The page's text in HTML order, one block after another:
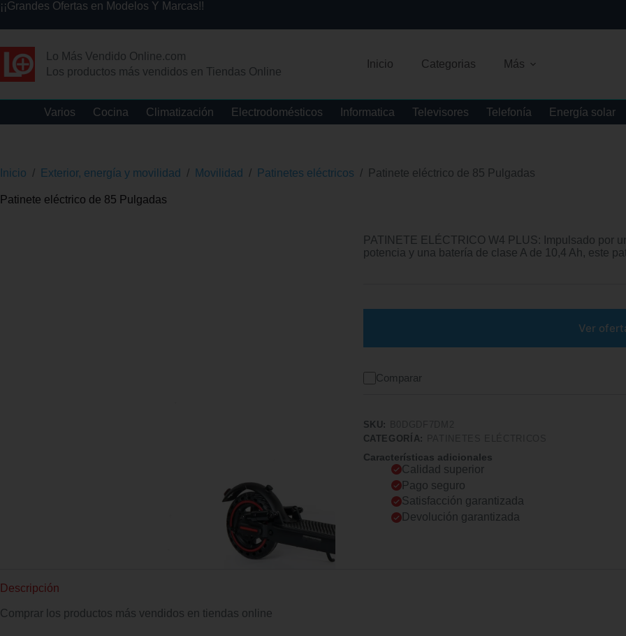
¡¡Grandes Ofertas en Modelos Y Marcas!!
Lo Más Vendido Online.com
Los productos más vendidos en Tiendas Online
Inicio Categorias Más
Varios Cocina Climatización Electrodomésticos Informatica Televisores Telefonía Energía solar
Inicio / Exterior, energía y movilidad / Movilidad / Patinetes eléctricos / Patinete eléctrico de 85 Pulgadas
Patinete eléctrico de 85 Pulgadas
PATINETE ELÉCTRICO W4 PLUS: Impulsado por
potencia y una batería de clase A de 10,4 Ah, este
Ver
Comparar
SKU:
CATEGORÍA:
Características adicionales
Calidad superior
Pago seguro
Satisfacción garantizada
Devolución garantizada
Descripción
Comprar los productos más vendidos en tiendas online